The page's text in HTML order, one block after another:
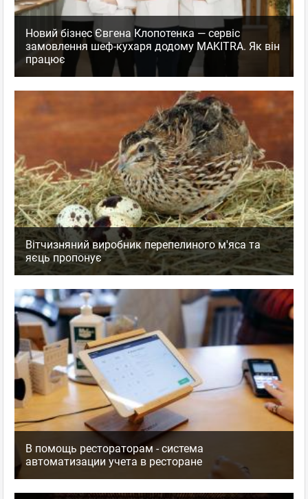
Новий бізнес Євгена Клопотенка — сервіс
замовлення шеф-кухаря додому MAKITRA. Як він
працює
Вітчизняний виробник перепелиного м'яса та
яєць пропонує
В помощь рестораторам - система
автоматизации учета в ресторане